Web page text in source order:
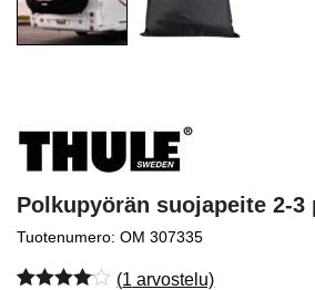
Polkupyörän suojapeite 2-3
Tuotenumero: OM 307335
(1 arvostelu)